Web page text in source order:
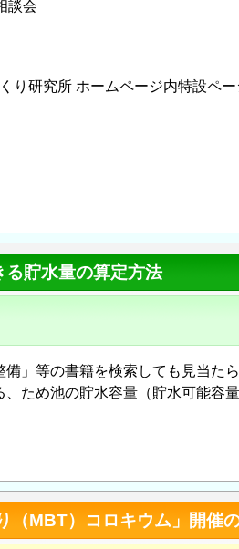
談会
り研究所 ホームページ内特設ペー
る貯水量の算定方法
」等の書籍を検索しても見当た
ため池の貯水容量（貯水可能容
（MBT）コロキウム」開催